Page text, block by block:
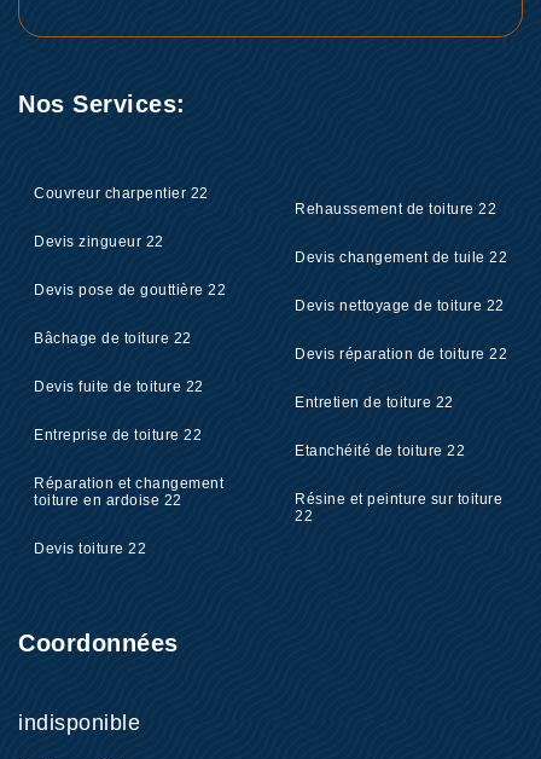
Nos Services:
Couvreur charpentier 22
Devis zingueur 22
Devis pose de gouttière 22
Bâchage de toiture 22
Devis fuite de toiture 22
Entreprise de toiture 22
Réparation et changement
toiture en ardoise 22
Devis toiture 22
Rehaussement de toiture 22
Devis changement de tuile 22
Devis nettoyage de toiture 22
Devis réparation de toiture 22
Entretien de toiture 22
Etanchéité de toiture 22
Résine et peinture sur toiture
22
Coordonnées
indisponible